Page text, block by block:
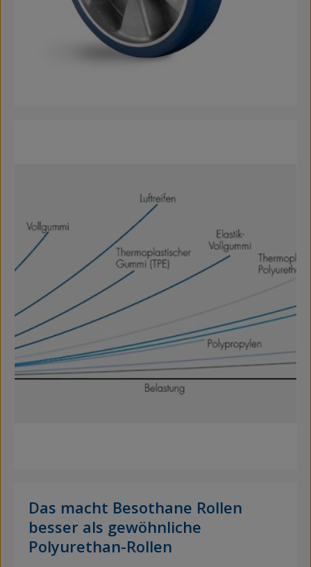
Das macht Besothane Rollen
besser als gewöhnliche
Polyurethan-Rollen